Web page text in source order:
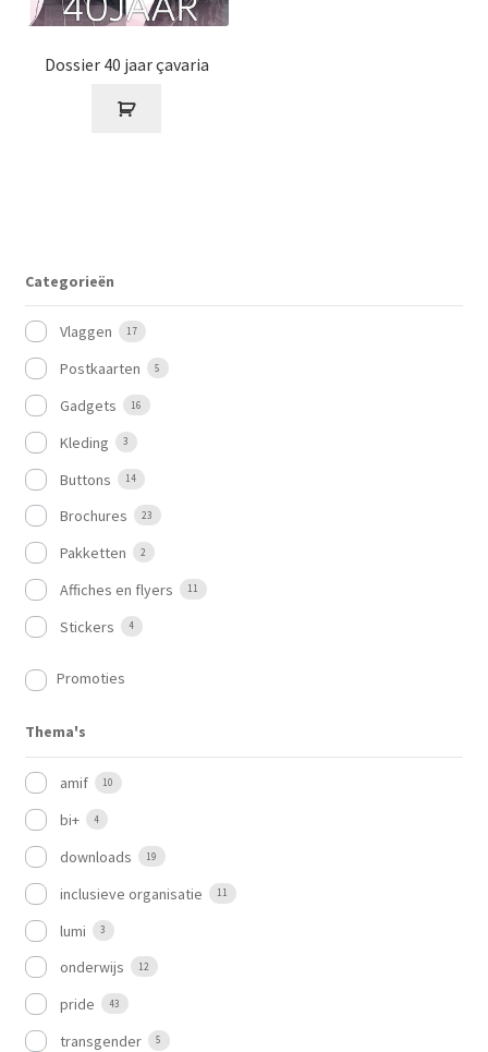
Dossier 40 jaar çavaria
Categorieën
Vlaggen 17
Postkaarten 5
Gadgets 16
Kleding 3
Buttons 14
Brochures 23
Pakketten 2
Affiches en flyers 11
Stickers 4
Promoties
Thema's
amif 10
bi+ 4
downloads 19
inclusieve organisatie 11
lumi 3
onderwijs 12
pride 43
transgender 5